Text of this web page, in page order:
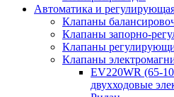
Автоматика и
Клапаны
Клапаны запорно-
Клапаны
Клапаны
EV220WR (65-
двухходовые